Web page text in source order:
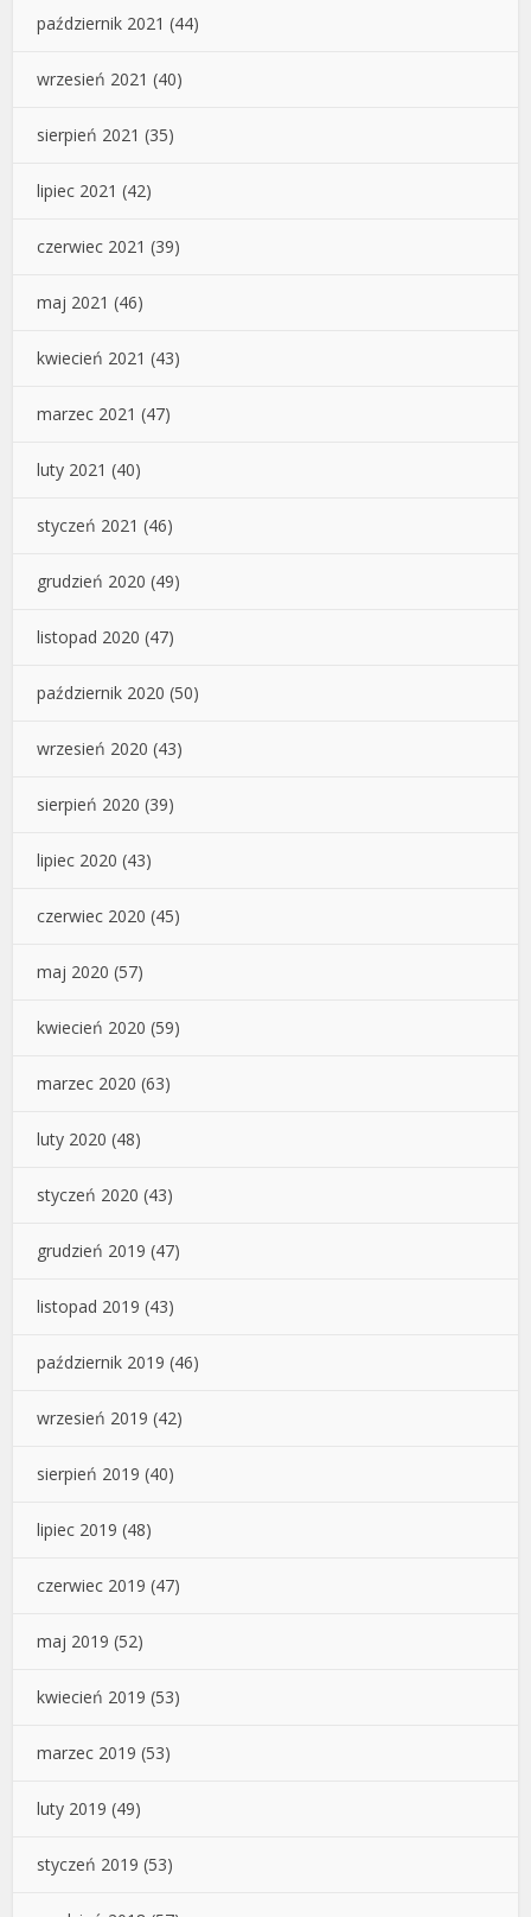
październik 2021 (44)
wrzesień 2021 (40)
sierpień 2021 (35)
lipiec 2021 (42)
czerwiec 2021 (39)
maj 2021 (46)
kwiecień 2021 (43)
marzec 2021 (47)
luty 2021 (40)
styczeń 2021 (46)
grudzień 2020 (49)
listopad 2020 (47)
październik 2020 (50)
wrzesień 2020 (43)
sierpień 2020 (39)
lipiec 2020 (43)
czerwiec 2020 (45)
maj 2020 (57)
kwiecień 2020 (59)
marzec 2020 (63)
luty 2020 (48)
styczeń 2020 (43)
grudzień 2019 (47)
listopad 2019 (43)
październik 2019 (46)
wrzesień 2019 (42)
sierpień 2019 (40)
lipiec 2019 (48)
czerwiec 2019 (47)
maj 2019 (52)
kwiecień 2019 (53)
marzec 2019 (53)
luty 2019 (49)
styczeń 2019 (53)